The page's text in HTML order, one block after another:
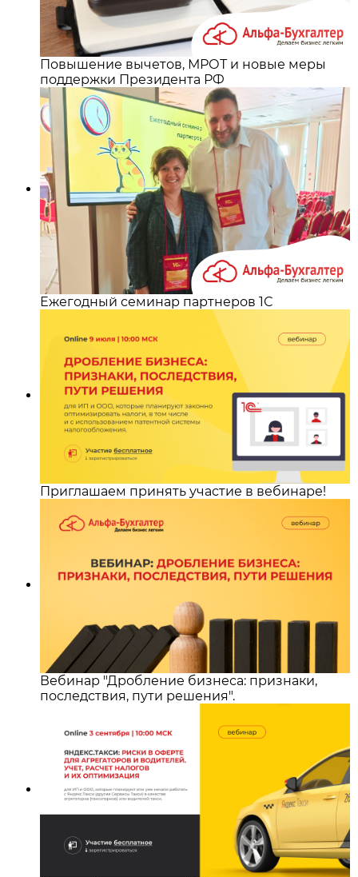
Повышение вычетов, МРОТ и новые меры
поддержки Президента РФ
Ежегодный семинар партнеров 1С
Приглашаем принять участие в вебинаре!
Вебинар "Дробление бизнеса: признаки,
последствия, пути решения".